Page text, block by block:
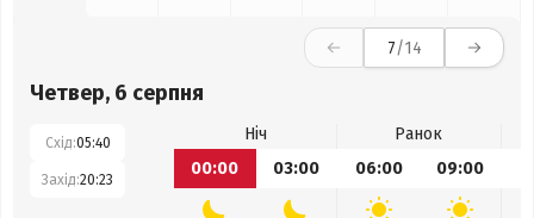
7/14
Четвер, 6 серпня
Схід:05:40
Захід:20:23
Ніч
Ранок
00:00
03:00 06:00 09:00